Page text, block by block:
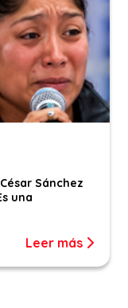
Sánchez
una
Leer más